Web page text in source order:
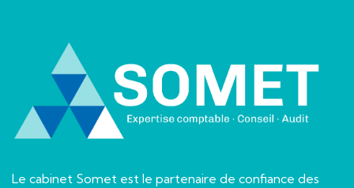
Le cabinet Somet est le partenaire de confiance des